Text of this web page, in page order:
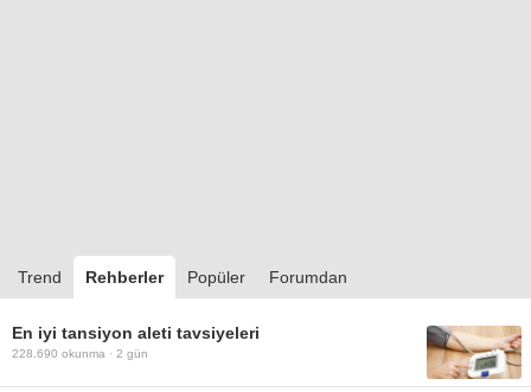
Trend Rehberler Popüler Forumdan
En iyi tansiyon aleti tavsiyeleri
228.690 okunma · 2 gün